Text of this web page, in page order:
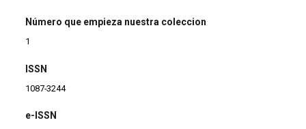
Número que empieza nuestra coleccion
1
ISSN
1087-3244
e-ISSN